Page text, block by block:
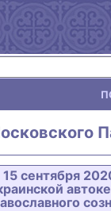
15 сентября